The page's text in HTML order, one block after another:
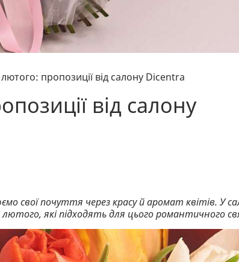
пропозиції від салону Dicentra
від салону
свої почуття через красу й аромат квітів. У
лютого, які підходять для цього романтичного